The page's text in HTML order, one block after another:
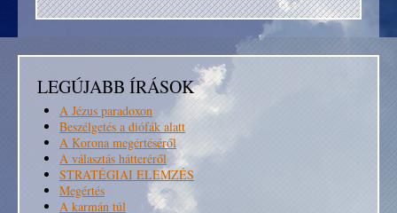
LEGÚJABB ÍRÁSOK
A Jézus paradoxon
Beszélgetés a diófák alatt
A Korona megértéséről
A választás hátteréről
STRATÉGIAI ELEMZÉS
Megértés
A karmán túl